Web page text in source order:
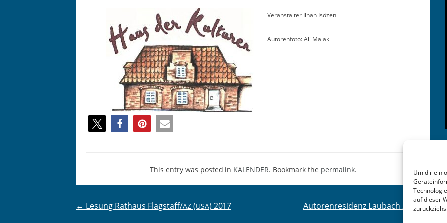
Um dir ein
auf dieser
Ver­anstal­ter Ilhan Isözen
Autoren­fo­to: Ali Malak
This entry was posted in KALENDER. Bookmark the permalink.
Post
← Lesung Rathaus Flagstaff/AZ (USA) 2017 Autorenresidenz Laubach 2017→